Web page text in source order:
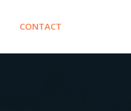
CONTACT